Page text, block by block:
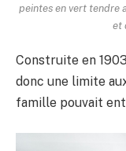
peintes en vert tendre
et
Construite en
donc une limite
famille pouvait